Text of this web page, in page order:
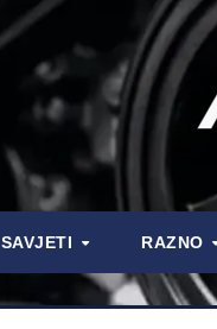
SAVJETI RAZNO